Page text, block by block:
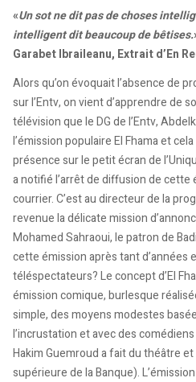
«Un sot ne dit pas de choses
intelligent dit beaucoup de bêtises.
Garabet Ibraileanu, Extrait d’En
Alors qu’on évoquait l’absence de
sur l’Entv, on vient d’apprendre de
télévision que le DG de l’Entv,
l’émission populaire El Fhama et
présence sur le petit écran de
a notifié l’arrêt de diffusion de
courrier. C’est au directeur de la
revenue la délicate mission
Mohamed Sahraoui, le patron de
cette émission après tant d’années
téléspectateurs? Le concept d’El
émission comique, burlesque
simple, des moyens modestes
l’incrustation et avec des
Hakim Guemroud a fait du théâtre et
supérieure de la Banque).